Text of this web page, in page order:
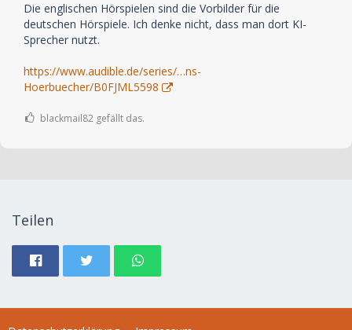
Die englischen Hörspielen sind die Vorbilder für die
deutschen Hörspiele. Ich denke nicht, dass man dort KI-
Sprecher nutzt.
https://www.audible.de/series/…ns-
Hoerbuecher/B0FJML5598
blackmail82 gefällt das.
Teilen